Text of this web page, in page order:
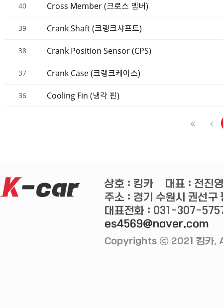
40 Cross Member (크로스 멤버)
39 Crank Shaft (크랭크샤프트)
38 Crank Position Sensor (CPS)
37 Crank Case (크랭크케이스)
36 Cooling Fin (냉각 핀)
상호 : 킹카
대표 : 전진
주소 : 경기 수원시 권선
대표전화 : 031-307-
es4569@naver.com
Copyrights ⓒ 2021 킹카.